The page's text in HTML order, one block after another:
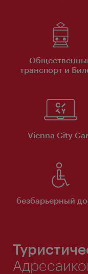
транспорт и
Vienna City
безбарьерный